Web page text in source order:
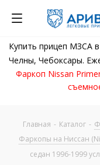
Купить прицеп МЗСА
Челны, Чебоксары.
Фаркоп Nissan
Главная - Каталог -
Фаркопы на Ниссан
седан 1996-1999